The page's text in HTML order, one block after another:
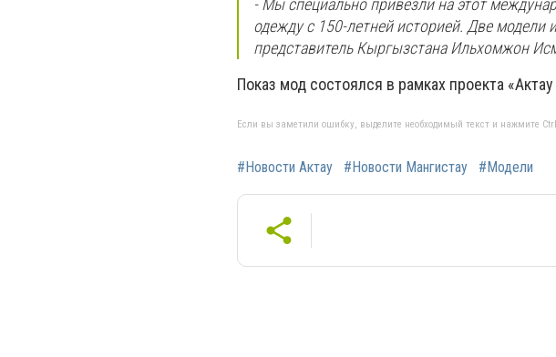
одежду с 150-летней историей. Две модели
представитель Кыргызстана Ильхомжон
Показ мод состоялся в рамках проекта
Если вы заметили ошибку, выделите необходимый текст и нажмите
#Новости Актау #Новости Мангистау #Модели